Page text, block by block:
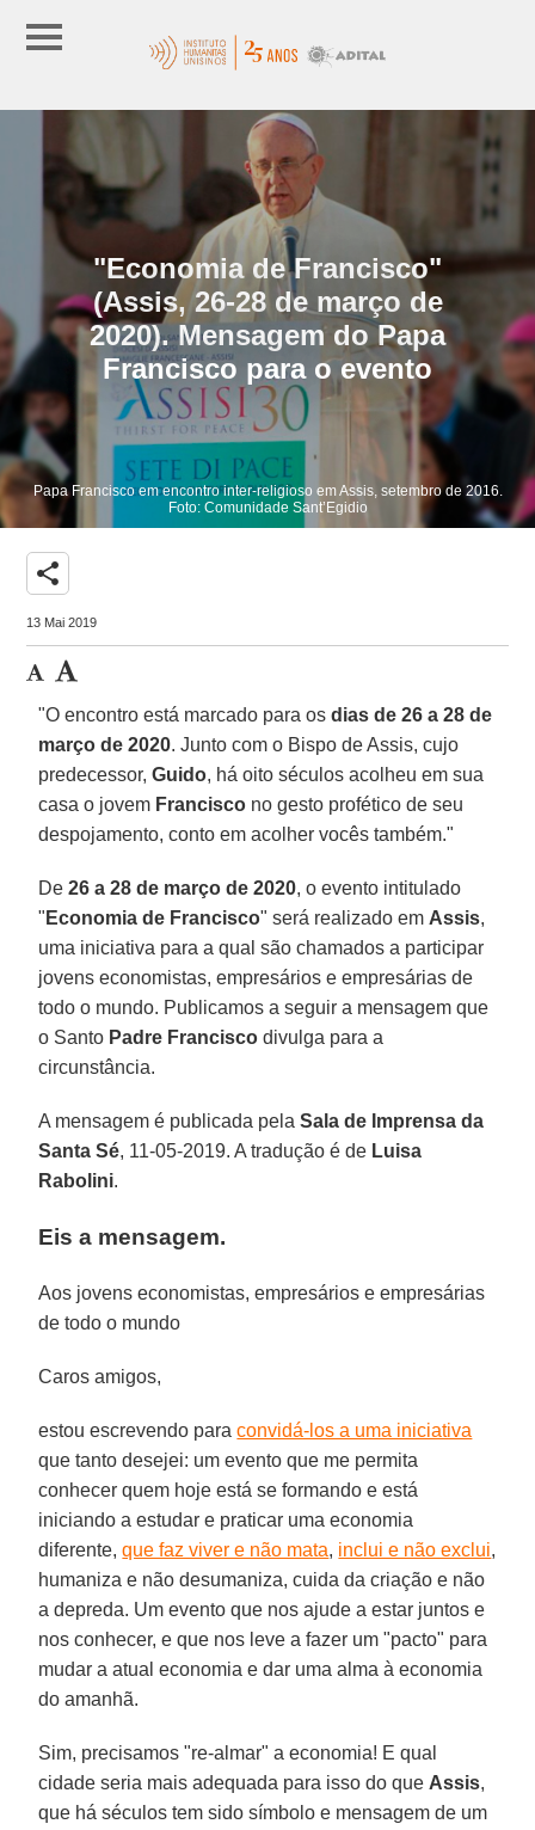
"Economia de Francisco"
(Assis, 26-28 de março de
2020). Mensagem do Papa
Francisco para o evento
Papa Francisco em encontro inter-religioso em Assis, setembro de 2016.
Foto: Comunidade Sant’Egidio
share
13 Mai 2019
"O encontro está marcado para osdias de 26 a 28 de
março de 2020. Junto com o Bispo de Assis, cujo
predecessor,Guido, há oito séculos acolheu em sua
casa o jovem Francisco no gesto profético de seu
despojamento, conto em acolher vocês também."
De26 a 28 de março de 2020, o evento intitulado
" Economia de Francisco" será realizado em Assis,
uma iniciativa para a qual são chamados a participar
jovens economistas, empresários e empresárias de
todo o mundo. Publicamos a seguir a mensagem que
o Santo Padre Francisco divulga para a
circunstância.
A mensagem é publicada pelaSala de Imprensa da
Santa Sé, 11-05-2019. A tradução é de Luisa
Rabolini.
Eis a mensagem.
Aos jovens economistas, empresários e empresárias
de todo o mundo
Caros amigos,
estou escrevendo paraconvidá-los a uma iniciativa
que tanto desejei: um evento que me permita
conhecer quem hoje está se formando e está
iniciando a estudar e praticar uma economia
diferente,que faz viver e não mata, inclui e não exclui,
humaniza e não desumaniza, cuida da criação e não
a depreda. Um evento que nos ajude a estar juntos e
nos conhecer, e que nos leve a fazer um "pacto" para
mudar a atual economia e dar uma alma à economia
do amanhã.
Sim, precisamos "re-almar" a economia! E qual
cidade seria mais adequada para isso do que Assis,
que há séculos tem sido símbolo e mensagem de um